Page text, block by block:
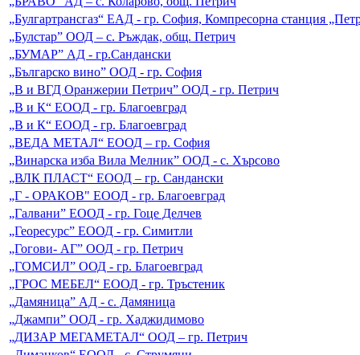
„Булгартрансгаз“ ЕАД - гр. София, Компресорна станция
„Булстар” ООД – с. Ръждак, общ. Петрич
„БУМАР” АД - гр.Сандански
„Българско вино” ООД - гр. София
„В и ВГД Оранжерии Петрич” ООД - гр. Петрич
„В и К“ ЕООД - гр. Благоевград
„В и К“ ЕООД - гр. Благоевград
„ВЕДА МЕТАЛ“ ЕООД – гр. София
„Винарска изба Вила Мелник” ООД - с. Хърсово
„ВЛК ПЛАСТ“ ЕООД – гр. Сандански
„Г - ОРАКОВ" ЕООД - гр. Благоевград
„Галвани” ЕООД - гр. Гоце Делчев
„Георесурс” ЕООД - гр. Симитли
„Гогови- АГ” ООД - гр. Петрич
„ГОМСИЛ” ООД - гр. Благоевград
„ГРОС МЕБЕЛ“ ЕООД - гр. Тръстеник
„Дамяница” АД - с. Дамяница
„Джампи” ООД - гр. Хаджидимово
„ДИЗАР МЕГАМЕТАЛ“ ООД – гр. Петрич